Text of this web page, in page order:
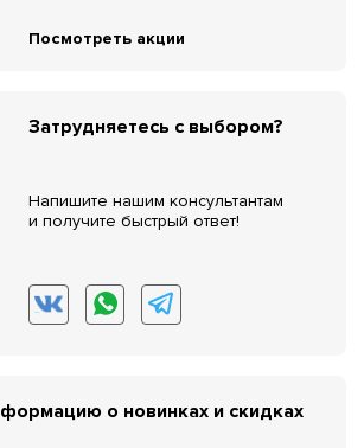
Посмотреть акции
Затрудняетесь с выбором?
Напишите нашим консультантам
и получите быстрый ответ!
о новинках и скидках